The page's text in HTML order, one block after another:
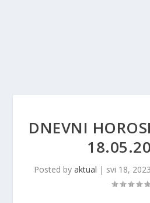
DNEVNI
Posted by aktual | svi 18, 2023